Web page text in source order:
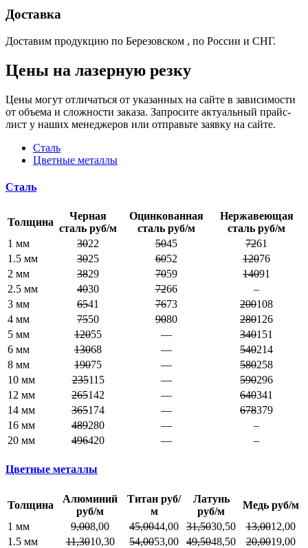
Доставка
Доставим продукцию по Березовском , по России и СНГ.
Цены на лазерную резку
Цены могут отличаться от указанных на сайте в зависимости
от объема и сложности заказа. Запросите актуальный прайс-
лист у наших менеджеров или отправьте заявку на сайте.
Сталь
Цветные металлы
Сталь
Толщина
Черная
сталь руб/м
Оцинкованная
сталь руб/м
Нержавеющая
сталь руб/м
1 мм
3022 5045 7261
1.5 мм
3025 6052 12076
2 мм
3829 7059 14091
2.5 мм
4030 7266
–
3 мм
6541 7673 200108
4 мм
7550 9080 280126
5 мм
12055 — 340151
6 мм
13068 — 540214
8 мм
19075 — 580258
10 мм
235115 — 590296
12 мм
265142 — 640341
14 мм
365174 — 678379
16 мм
489280 —
–
20 мм
496420 — –
Цветные металлы
Толщина
Алюминий
руб/м
Титан руб/
м
Латунь
руб/м
Медь руб/м
1 мм
9,008,00 45,0044,00 31,5030,50 13,0012,00
1.5 мм
11,3010,30 54,0053,00 49,5048,50 20,0019,00